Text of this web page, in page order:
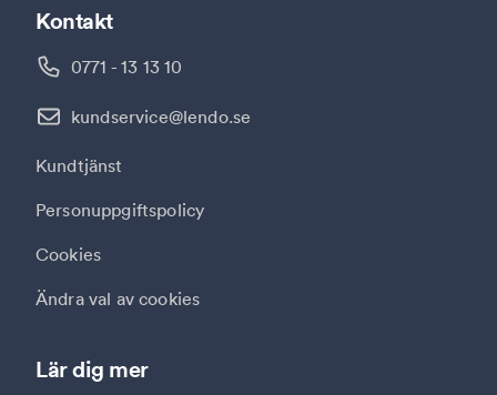
Lär dig mer
Kontakt
0771 - 13 13 10
kundservice@lendo.se
Kundtjänst
Personuppgiftspolicy
Cookies
Ändra val av cookies